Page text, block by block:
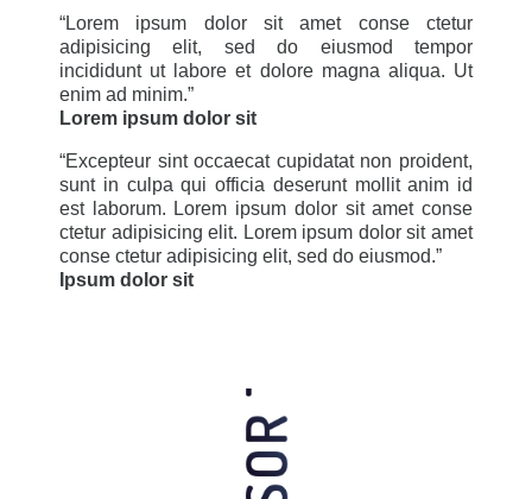
“Lorem ipsum dolor sit amet conse ctetur
adipisicing elit, sed do eiusmod tempor
incididunt ut labore et dolore magna aliqua. Ut
enim ad minim.”
Lorem ipsum dolor sit
“Excepteur sint occaecat cupidatat non proident,
sunt in culpa qui officia deserunt mollit anim id
est laborum. Lorem ipsum dolor sit amet conse
ctetur adipisicing elit. Lorem ipsum dolor sit amet
conse ctetur adipisicing elit, sed do eiusmod.”
Ipsum dolor sit